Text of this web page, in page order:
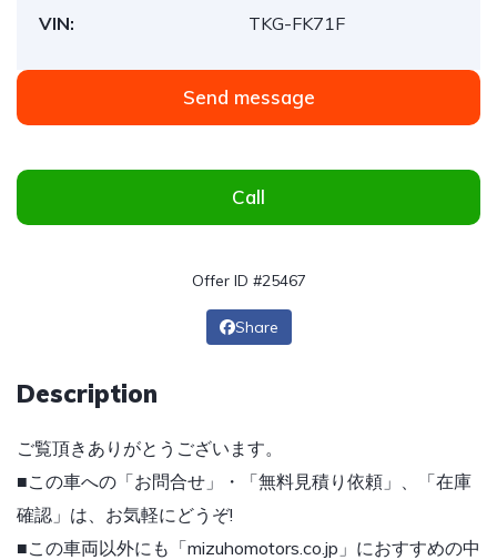
VIN:
TKG-FK71F
Send message
Call
Offer ID #25467
Share
Description
ご覧頂きありがとうございます。
■この車への「お問合せ」・「無料見積り依頼」、「在庫
確認」は、お気軽にどうぞ!
■この車両以外にも「mizuhomotors.co.jp」におすすめの中